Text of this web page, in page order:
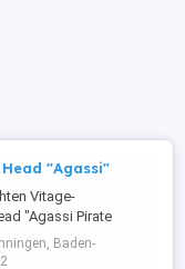
"Agassi"
Vitage-
"Agassi Pirate
aus den 1990er
mir wenigen
Baden-